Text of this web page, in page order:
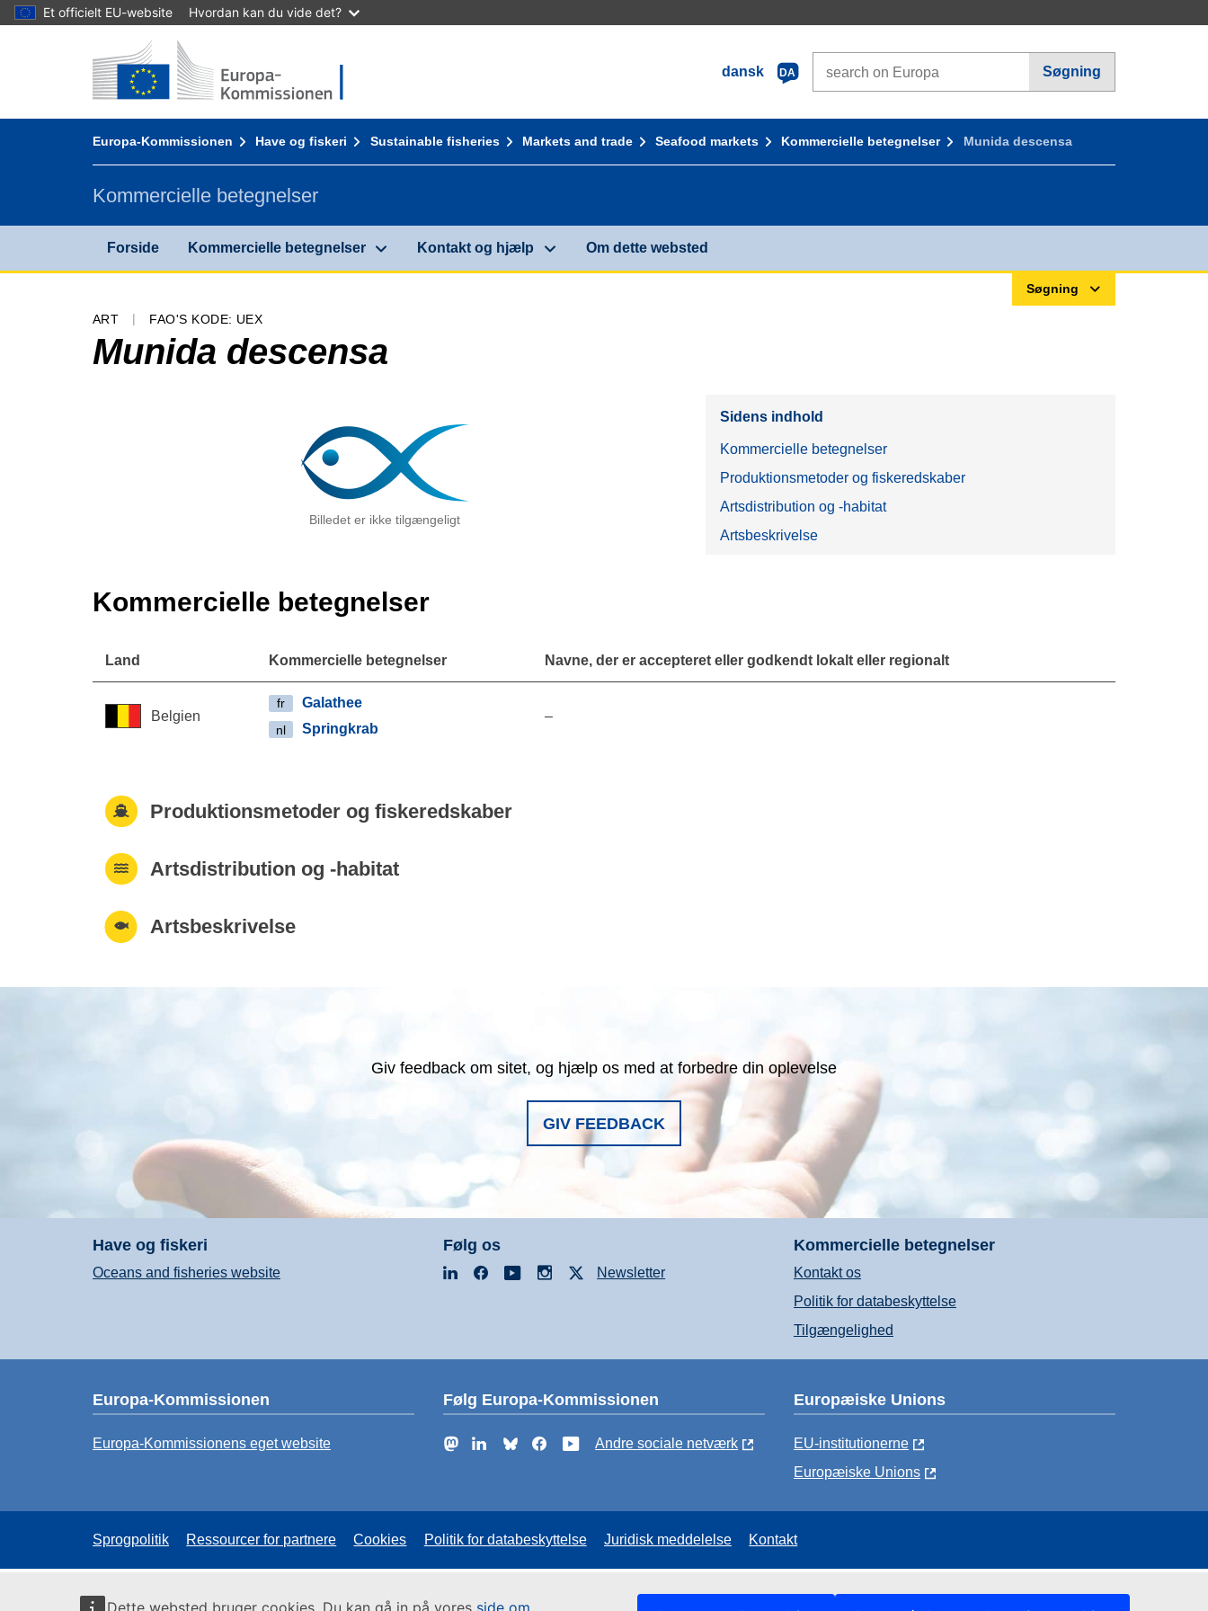
Et officielt EU-website Hvordan kan du vide det?
Dette websted bruger cookies. Du kan gå in på vores side om
Forside - Europa-Kommissionen
dansk
DA Søgning
Europa-Kommissionen Have og fiskeri Sustainable fisheries Markets and trade Seafood markets Kommercielle betegnelser Munida descensa
Kommercielle betegnelser
Forside Kommercielle betegnelser Kontakt og hjælp Om dette websted
Søgning
ART FAO'S KODE: UEX
Munida descensa
Billedet er ikke tilgængeligt
Sidens indhold
Kommercielle betegnelser
Produktionsmetoder og fiskeredskaber
Artsdistribution og -habitat
Artsbeskrivelse
Kommercielle betegnelser
Land Kommercielle betegnelser Navne, der er accepteret eller godkendt lokalt eller regionalt
Belgien
fr Galathee
nl Springkrab
–
Produktionsmetoder og fiskeredskaber
Artsdistribution og -habitat
Artsbeskrivelse
Giv feedback om sitet, og hjælp os med at forbedre din oplevelse
GIV FEEDBACK
Have og fiskeri
Oceans and fisheries website
Følg os
LinkedInFacebookYouTubeInstagramNewsletter
Kommercielle betegnelser
Kontakt os
Politik for databeskyttelse
Tilgængelighed
Europa-Kommissionen
Europa-Kommissionens eget website
Følg Europa-Kommissionen
MastodonLinkedInBlueskyFacebookYouTube
Andre sociale netværk
Europæiske Unions
EU-institutionerne
Europæiske Unions
Sprogpolitik Ressourcer for partnere Cookies Politik for databeskyttelse Juridisk meddelelse Kontakt